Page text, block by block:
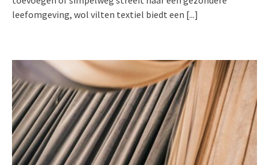
leefomgeving, wol vilten textiel biedt een [...]